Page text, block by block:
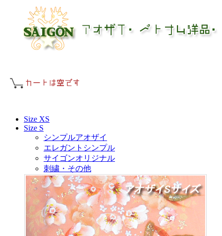
Size XS
Size S
シンプルアオザイ
エレガントシンプル
サイゴンオリジナル
刺繍・その他